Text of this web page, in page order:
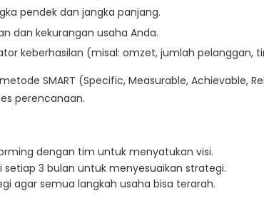
pendek dan jangka panjang.
dan kekurangan usaha Anda.
keberhasilan (misal: omzet, jumlah pelanggan,
SMART (Specific, Measurable, Achievable,
perencanaan.
dengan tim untuk menyatukan visi.
setiap 3 bulan untuk menyesuaikan strategi.
agar semua langkah usaha bisa terarah.